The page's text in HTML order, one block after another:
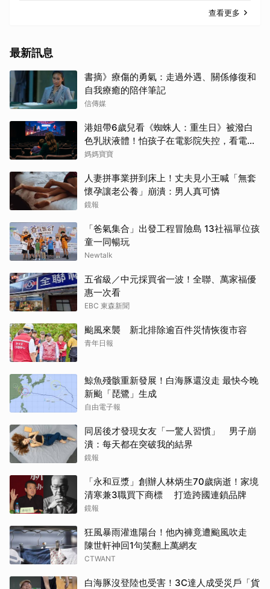
查看更多
最新訊息
書摘》療傷的勇氣：走過外遇、關係修復和
自我療癒的陪伴筆記
信傳媒
港姐帶6歲兒看《蜘蛛人：重生日》被潑白
色乳狀液體！怕孩子在電影院失控，看電影
前爸媽「必做3件事與3評估」
媽媽寶寶
人妻拼事業拼到床上！丈夫見小王喊「無套
懷孕讓老公養」崩潰：男人真可憐
鏡報
「爸氣集合」出發工程冒險島 13社福單位孩
童一同暢玩
Newtalk
五省級／中元採買省一波！全聯、萬家福優
惠一次看
EBC 東森新聞
颱風來襲 新北排除逾百件災情恢復市容
青年日報
鯨魚殘骸重新發展！白海豚還沒走 最快今晚
新颱「琵鷺」生成
自由電子報
同居後才發現女友「一驚人習慣」 男子崩
潰：每天都在突破我的結界
鏡報
「永和豆漿」創辦人林炳生70歲病逝！家境
清寒兼3職買下商標 打造跨國連鎖品牌
鏡報
狂風暴雨灌進陽台！他內褲竟遭颱風吹走
陳世軒神回1句笑翻上萬網友
CTWANT
白海豚沒登陸也受害！3C達人成受災戶「貨